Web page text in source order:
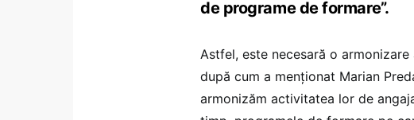
de programe de formare”.
Astfel, este necesară o
după cum a menționat Marian
armonizăm activitatea lor de